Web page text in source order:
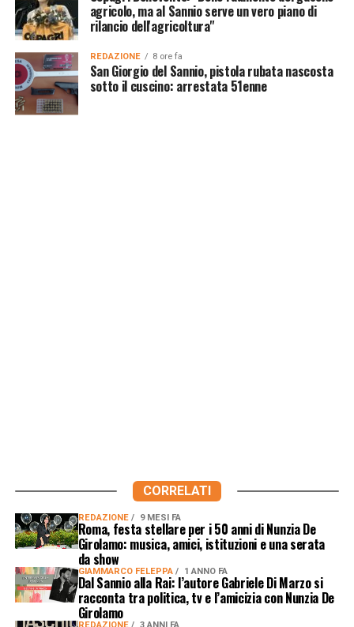
agricolo, ma al Sannio serve un vero piano di
rilancio dell'agricoltura"
REDAZIONE 8 ore fa
San Giorgio del Sannio, pistola rubata nascosta
sotto il cuscino: arrestata 51enne
CORRELATI
REDAZIONE 9 MESI FA
Roma, festa stellare per i 50 anni di Nunzia De
Girolamo: musica, amici, istituzioni e una serata
da show
GIAMMARCO FELEPPA 1 ANNO FA
Dal Sannio alla Rai: l’autore Gabriele Di Marzo si
racconta tra politica, tv e l’amicizia con Nunzia De
Girolamo